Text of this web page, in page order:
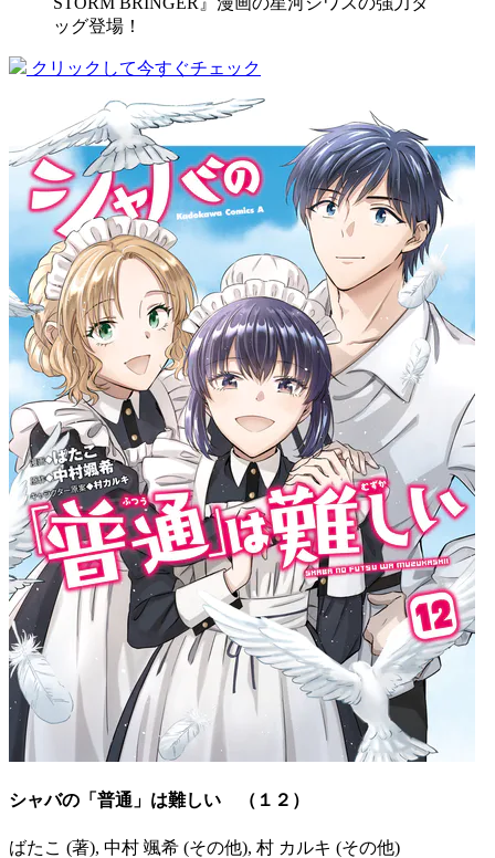
ッグ登場！
クリックして今すぐチェック
シャバの「普通」は難しい （１２）
ばたこ (著), 中村 颯希 (その他), 村 カルキ (その他)